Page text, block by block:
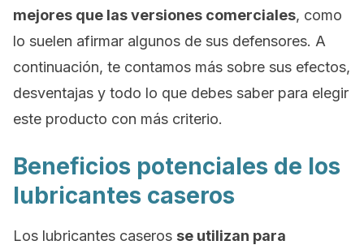
mejores que las versiones comerciales, como
lo suelen afirmar algunos de sus defensores. A
continuación, te contamos más sobre sus efectos,
desventajas y todo lo que debes saber para elegir
este producto con más criterio.
Beneficios potenciales de los
lubricantes caseros
Los lubricantes caseros se utilizan para